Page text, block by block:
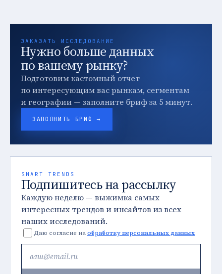
ЗАКАЗАТЬ ИССЛЕДОВАНИЕ
Нужно больше данных
по вашему рынку?
Подготовим кастомный отчет
по интересующим вас рынкам, сегментам
и географии — заполните бриф за 5 минут.
ЗАПОЛНИТЬ БРИФ →
SMART TRENDS
Подпишитесь на рассылку
Каждую неделю — выжимка самых
интересных трендов и инсайтов из всех
наших исследований.
Даю согласие наобработку персональных данных